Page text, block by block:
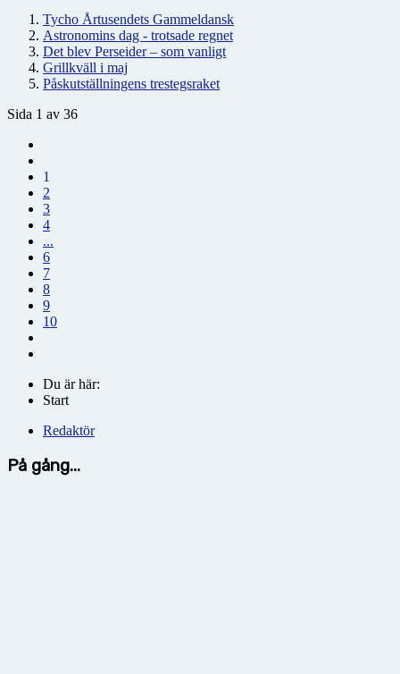
Tycho Årtusendets Gammeldansk
Astronomins dag - trotsade regnet
Det blev Perseider – som vanligt
Grillkväll i maj
Påskutställningens trestegsraket
Sida 1 av 36
1
2
3
4
...
6
7
8
9
10
Du är här:
Start
Redaktör
På gång...